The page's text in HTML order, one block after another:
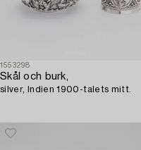
1553298
Skål och burk,
silver, Indien 1900-talets mitt.